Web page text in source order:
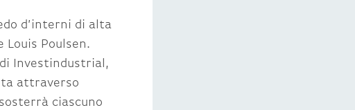
d’interni di alta
Louis Poulsen.
Investindustrial,
attraverso
ciascuno